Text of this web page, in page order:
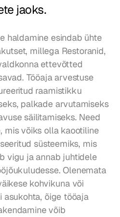
jaoks.
haldamine esindab ühte
millega Restoranid,
ettevõtted
Tööaja arvestuse
raamistikku
palkade arvutamiseks
säilitamiseks. Need
mis võiks olla kaootiline
süsteemiks, mis
vigu ja annab juhtidele
Olenemata
kohvikuna või
asukohta, õige tööaja
võib